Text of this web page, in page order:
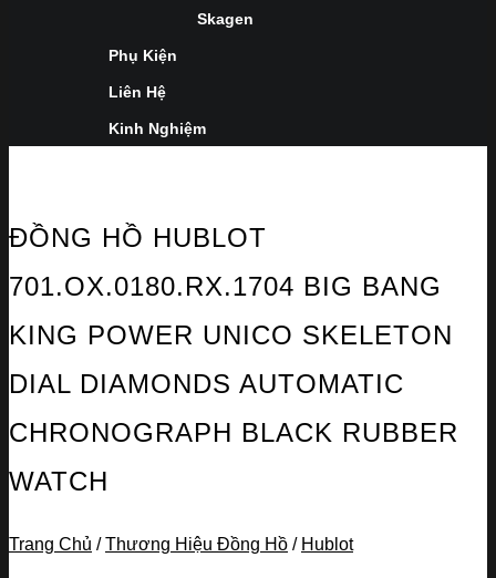
Skagen
Phụ Kiện
Liên Hệ
Kinh Nghiệm
ĐỒNG HỒ HUBLOT
701.OX.0180.RX.1704 BIG BANG
KING POWER UNICO SKELETON
DIAL DIAMONDS AUTOMATIC
CHRONOGRAPH BLACK RUBBER
WATCH
Trang Chủ / Thương Hiệu Đồng Hồ / Hublot